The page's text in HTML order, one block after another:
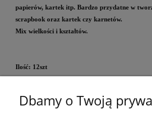
papierów, kartek itp. Bardzo przydatne w
scrapbook oraz kartek czy karnetów.
Mix wielkości i kształtów.
Ilość: 12szt
Cena za opakowanie.
Dbamy o Twoją